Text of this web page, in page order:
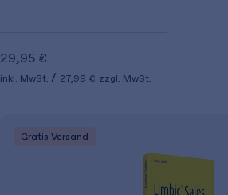
29,95 €
inkl. MwSt. 27,99 € zzgl. MwSt.
Gratis Versand